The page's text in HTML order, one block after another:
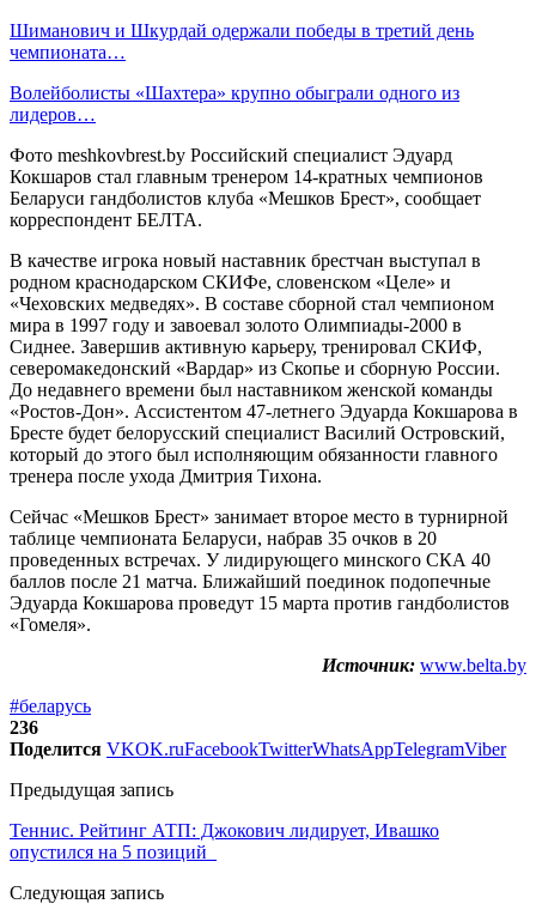
Шиманович и Шкурдай одержали победы в третий день
чемпионата…
Волейболисты «Шахтера» крупно обыграли одного из
лидеров…
Фото meshkovbrest.by Российский специалист Эдуард
Кокшаров стал главным тренером 14-кратных чемпионов
Беларуси гандболистов клуба «Мешков Брест», сообщает
корреспондент БЕЛТА.
В качестве игрока новый наставник брестчан выступал в
родном краснодарском СКИФе, словенском «Целе» и
«Чеховских медведях». В составе сборной стал чемпионом
мира в 1997 году и завоевал золото Олимпиады-2000 в
Сиднее. Завершив активную карьеру, тренировал СКИФ,
северомакедонский «Вардар» из Скопье и сборную России.
До недавнего времени был наставником женской команды
«Ростов-Дон». Ассистентом 47-летнего Эдуарда Кокшарова в
Бресте будет белорусский специалист Василий Островский,
который до этого был исполняющим обязанности главного
тренера после ухода Дмитрия Тихона.
Сейчас «Мешков Брест» занимает второе место в турнирной
таблице чемпионата Беларуси, набрав 35 очков в 20
проведенных встречах. У лидирующего минского СКА 40
баллов после 21 матча. Ближайший поединок подопечные
Эдуарда Кокшарова проведут 15 марта против гандболистов
«Гомеля».
Источник: www.belta.by
#беларусь
236
Поделится VKOK.ruFacebookTwitterWhatsAppTelegramViber
Предыдущая запись
Теннис. Рейтинг АТП: Джокович лидирует, Ивашко
опустился на 5 позиций
Следующая запись